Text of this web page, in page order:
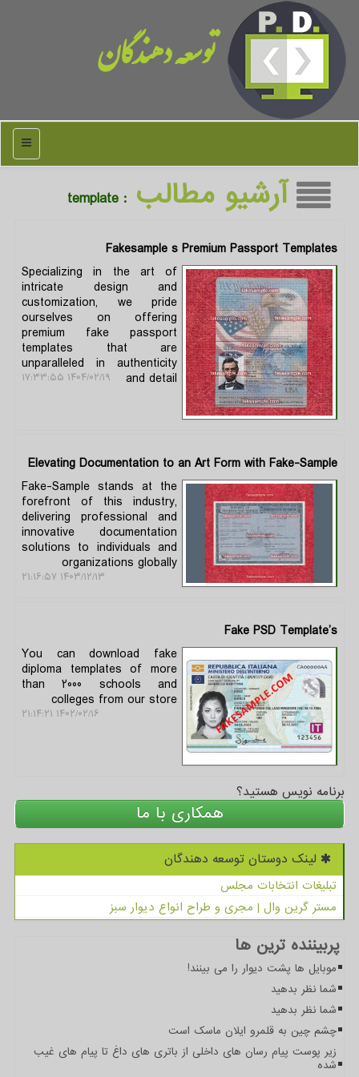
توسعه دهندگان
منو
آرشیو مطالب : template
Fakesample s Premium Passport Templates
Specializing in the art of
intricate design and
customization, we pride
ourselves on offering
premium fake passport
templates that are
unparalleled in authenticity
and detail ۱۴۰۴/۰۲/۱۹ ۱۷:۳۳:۵۵
Elevating Documentation to an Art Form with Fake-Sample
Fake-Sample stands at the
forefront of this industry,
delivering professional and
innovative documentation
solutions to individuals and
organizations globally
۱۴۰۳/۱۲/۱۳ ۲۱:۱۶:۵۷
Fake PSD Template’s
You can download fake
diploma templates of more
than 2000 schools and
colleges from our store
۱۴۰۲/۰۲/۱۶ ۲۱:۱۴:۲۱
برنامه نویس هستید؟
همکاری با ما
لینک دوستان توسعه دهندگان
تبلیغات انتخابات مجلس
مستر گرین وال | مجری و طراح انواع دیوار سبز
پربیننده ترین ها
موبایل ها پشت دیوار را می بینند!
شما نظر بدهید
شما نظر بدهید
چشم چین به قلمرو ایلان ماسک است
زیر پوست پیام رسان های داخلی از باتری های داغ تا پیام های غیب
شده